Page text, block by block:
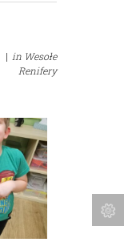
| in Wesołe
Renifery